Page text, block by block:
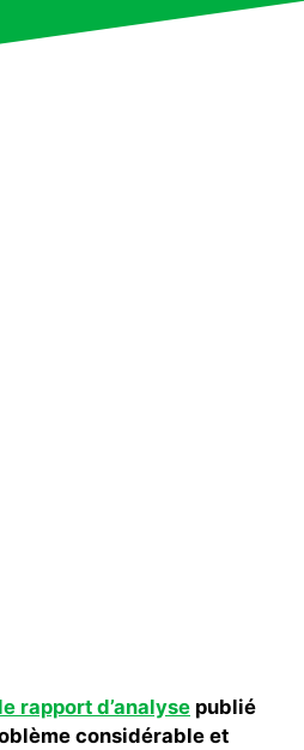
rapport d’analyse publié
considérable et